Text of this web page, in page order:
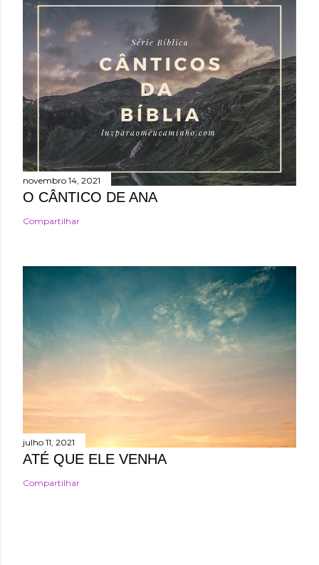
novembro 14, 2021
O CÂNTICO DE ANA
Compartilhar
julho 11, 2021
ATÉ QUE ELE VENHA
Compartilhar